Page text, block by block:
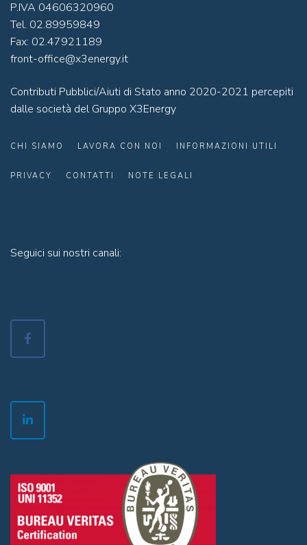
P.IVA 04606320960
Tel. 02.89959849
Fax: 02.47921189
front-office@x3energy.it
Contributi Pubblici/Aiuti di Stato anno 2020-2021 percepiti
dalle società del Gruppo X3Energy
CHI SIAMO LAVORA CON NOI INFORMAZIONI UTILI
PRIVACY CONTATTI NOTE LEGALI
Seguici sui nostri canali: